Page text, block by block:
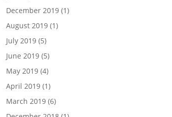
December 2019 (1)
August 2019 (1)
July 2019 (5)
June 2019 (5)
May 2019 (4)
April 2019 (1)
March 2019 (6)